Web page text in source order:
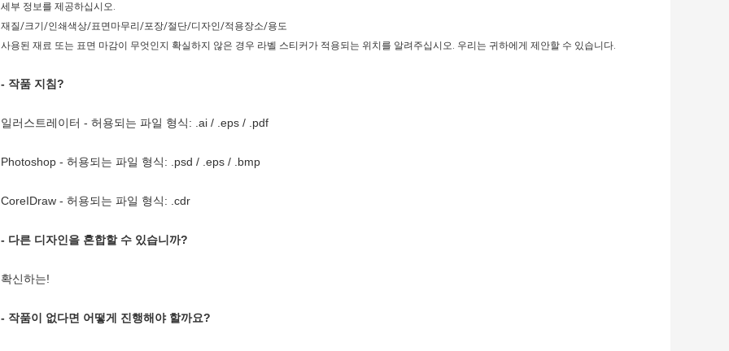
세부 정보를 제공하십시오.
재질/크기/인쇄색상/표면마무리/포장/절단/디자인/적용장소/용도
사용된 재료 또는 표면 마감이 무엇인지 확실하지 않은 경우 라벨 스티커가 적용되는 위치를 알려주십시오. 우리는 귀하에게 제안할 수 있습니다.
- 작품 지침?
일러스트레이터 - 허용되는 파일 형식: .ai / .eps / .pdf
Photoshop - 허용되는 파일 형식: .psd / .eps / .bmp
CoreIDraw - 허용되는 파일 형식: .cdr
- 다른 디자인을 혼합할 수 있습니까?
확신하는!
- 작품이 없다면 어떻게 진행해야 할까요?